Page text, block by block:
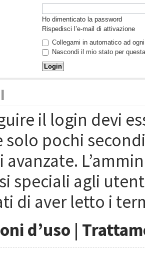
Ho dimenticato la password
Rispedisci l’e-mail di attivazione
Collegami in automatico ad
Nascondi il mio stato per
il login devi
solo pochi
speciali agli
di aver letto i
d’uso |